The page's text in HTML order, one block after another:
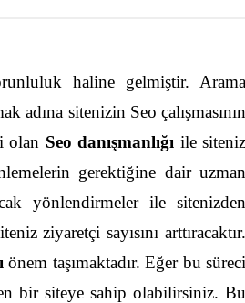
haline gelmiştir. Arama
adına sitenizin Seo çalışmasının
olan Seo danışmanlığı ile siteniz
gerektiğine dair uzman
yönlendirmeler ile sitenizden
ziyaretçi sayısını arttıracaktır.
önem taşımaktadır. Eğer bu süreci
bir siteye sahip olabilirsiniz. Bu